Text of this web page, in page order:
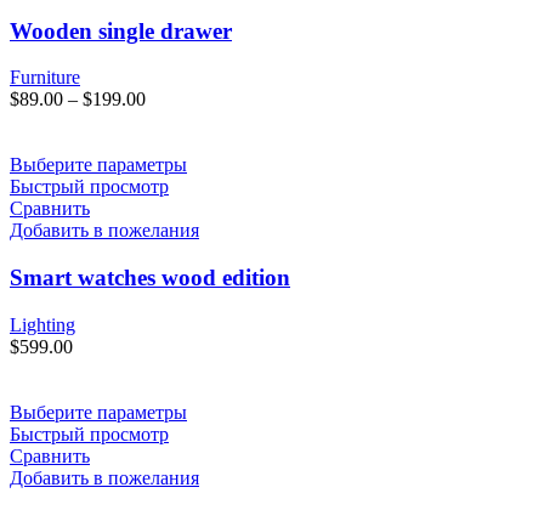
Wooden single drawer
Furniture
$89.00 – $199.00
Выберите параметры
Быстрый просмотр
Сравнить
Добавить в пожелания
Smart watches wood edition
Lighting
$599.00
Выберите параметры
Быстрый просмотр
Сравнить
Добавить в пожелания